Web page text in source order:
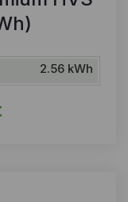
2.56 kWh